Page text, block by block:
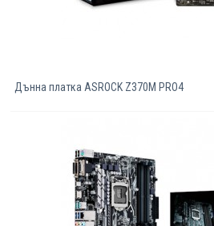
Дънна платка ASROCK Z370M PRO4